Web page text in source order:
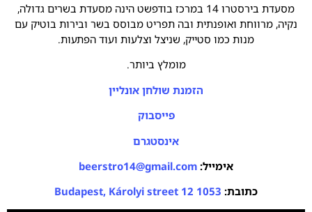
מסעדת בירסטרו 14 במרכז בודפשט הינה מסעדת בשרים גדולה,
נקיה, מרווחת ואופנתית ובה תפריט מבוסס בשר ובירות בוטיק עם
מנות כמו סטייק, שניצל וצלעות ועוד הפתעות.
מומלץ ביותר.
הזמנת שולחן אונליין
פייסבוק
אינסטגרם
אימייל: beerstro14@gmail.com
כתובת: 1053 Budapest, Károlyi street 12